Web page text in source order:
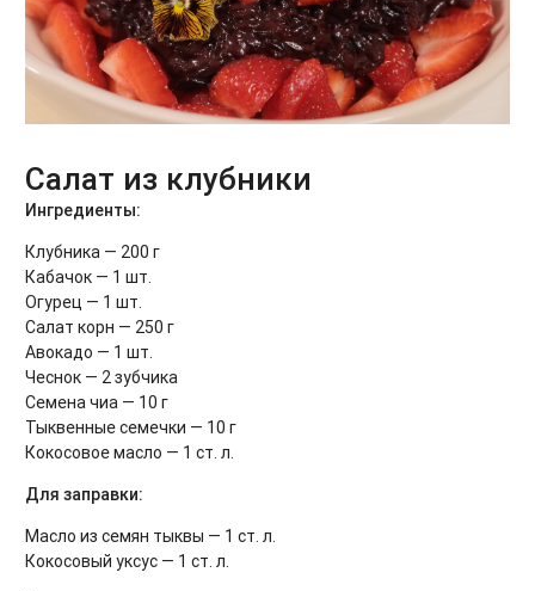
Салат из клубники
Ингредиенты:
Клубника — 200 г
Кабачок — 1 шт.
Огурец — 1 шт.
Салат корн — 250 г
Авокадо — 1 шт.
Чеснок — 2 зубчика
Семена чиа — 10 г
Тыквенные семечки — 10 г
Кокосовое масло — 1 ст. л.
Для заправки:
Масло из семян тыквы — 1 ст. л.
Кокосовый уксус — 1 ст. л.